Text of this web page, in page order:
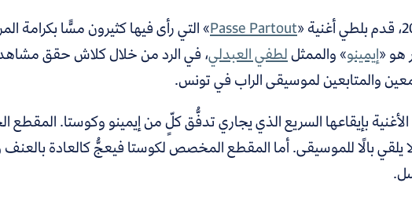
Passe Partout» التي رأى فيها كثيرون مسًّا بكرامة
هو «إيمينو»والممثللطفي العبدلي،في الرد من خلال كلاش حقق
والمتابعين لموسيقى الراب في تونس.
بإيقاعها السريع الذي يجاري تدفُّق كلٍّ من إيمينو وكوستا. المقطع
يلقي بالًا للموسيقى. أما المقطع المخصص لكوستا فيعجُّ كالعادة